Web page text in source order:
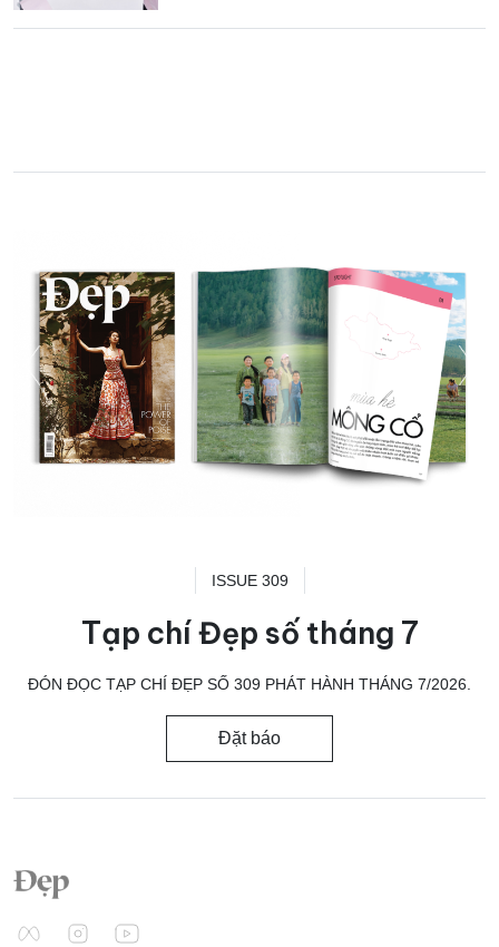
ISSUE 309
Tạp chí Đẹp số tháng 7
ĐÓN ĐỌC TẠP CHÍ ĐẸP SỐ 309 PHÁT HÀNH THÁNG 7/2026.
Đặt báo